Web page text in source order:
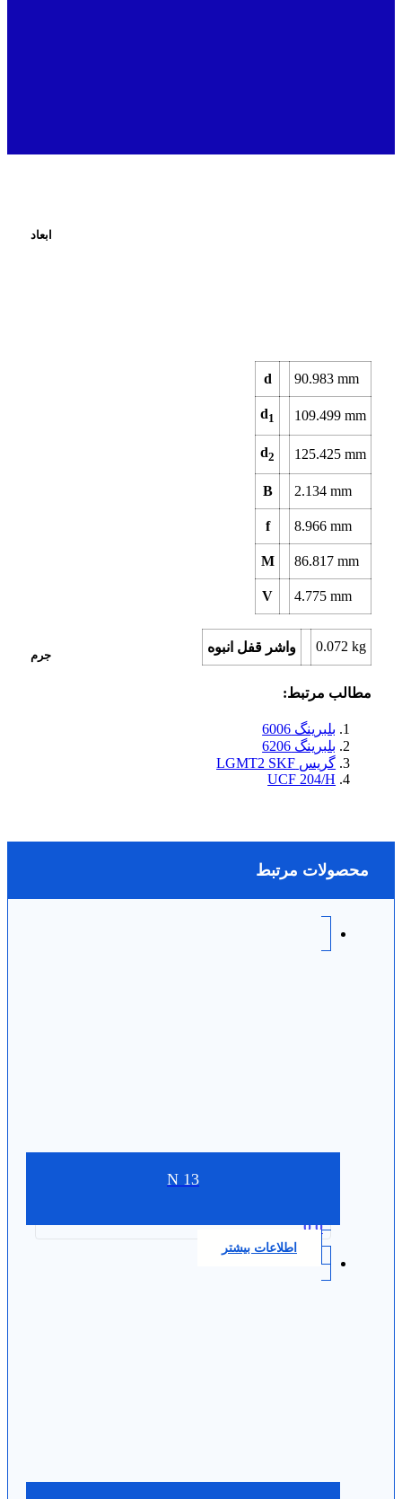
ابعاد
d 90.983mm
d1 109.499mm
d2 125.425mm
B 2.134mm
f 8.966mm
M 86.817mm
V 4.775mm
جرم
واشر قفل انبوه 0.072kg
مطالب مرتبط:
بلبرینگ 6006
بلبرینگ 6206
گریس LGMT2 SKF
UCF 204/H
محصولات مرتبط
N 13
0.0
اطلاعات بیشتر